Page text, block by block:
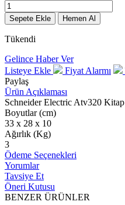
Sepete Ekle Hemen Al
Tükendi
Gelince Haber Ver
Listeye Ekle
Fiyat Alarmı
Paylaş
Ürün Açıklaması
Schneider Electric Atv320
Boyutlar (cm)
33 x 28 x 10
Ağırlık (Kg)
3
Ödeme Seçenekleri
Yorumlar
Tavsiye Et
Öneri Kutusu
BENZER ÜRÜNLER